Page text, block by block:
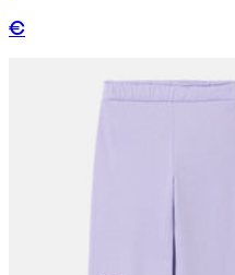
€